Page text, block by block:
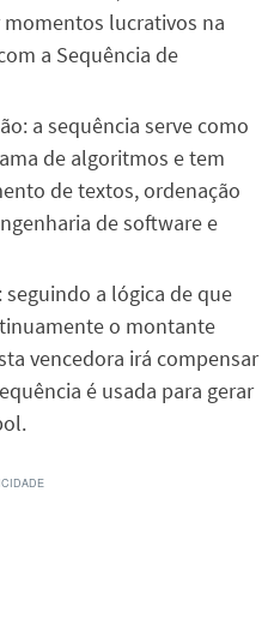
lucrativos na
a Sequência de
a sequência serve como
de algoritmos e tem
de textos, ordenação
de software e
seguindo a lógica de que
o montante
vencedora irá compensar
é usada para gerar